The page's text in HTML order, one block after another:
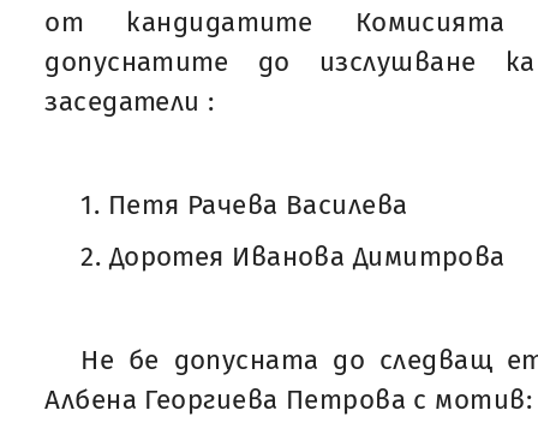
от кандидатите
допуснатите до изслушване
заседатели :
1. Петя Рачева Василева
2. Доротея Иванова Димитрова
Не бе допусната до следващ
Албена Георгиева Петрова с мотив: